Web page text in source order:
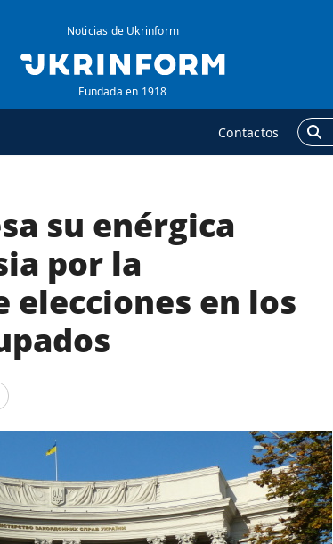
Noticias de Ukrinform
Fundada en 1918
Contactos
y
ADICIONAL
Podcasts
Entrevistas
su enérgica
por la
elecciones en los